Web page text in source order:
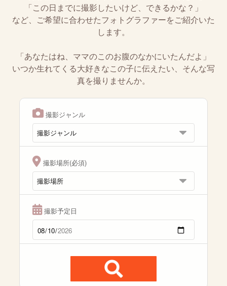
「この日までに撮影したいけど、できるかな？」
など、ご希望に合わせたフォトグラファーをご紹介いた
します。
「あなたはね、ママのこのお腹のなかにいたんだよ」
いつか生れてくる大好きなこの子に伝えたい、そんな写
真を撮りませんか。
撮影ジャンル
撮影場所(必須)
撮影予定日